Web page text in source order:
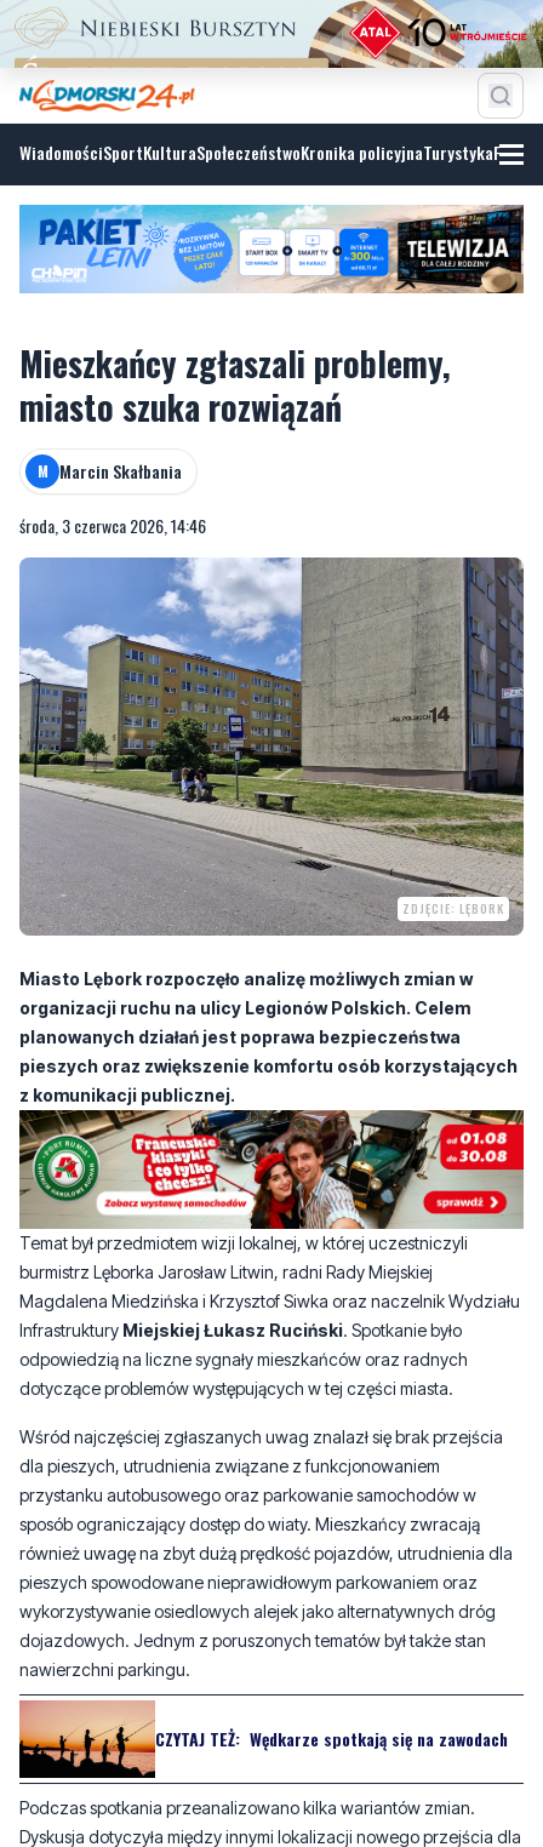
WiadomościSportKulturaSpołeczeństwoKronika policyjnaTurystyka
Mieszkańcy zgłaszali problemy,
M Marcin Skałbania
ZDJĘCIE: LĘBORK
Miasto Lębork rozpoczęło analizę możliwych zmian w
organizacji ruchu na ulicy Legionów Polskich. Celem
pieszych oraz zwiększenie komfortu osób korzystających
z komunikacji publicznej.
Temat był przedmiotem wizji lokalnej, w której uczestniczyli
burmistrz Lęborka Jarosław Litwin, radni Rady Miejskiej
Magdalena Miedzińska i Krzysztof Siwka oraz naczelnik Wydziału
InfrastrukturyMiejskiej Łukasz Ruciński. Spotkanie było
odpowiedzią na liczne sygnały mieszkańców oraz radnych
dotyczące problemów występujących w tej części miasta.
Wśród najczęściej zgłaszanych uwag znalazł się brak przejścia
dla pieszych, utrudnienia związane z funkcjonowaniem
sposób ograniczający dostęp do wiaty. Mieszkańcy zwracają
również uwagę na zbyt dużą prędkość pojazdów, utrudnienia dla
pieszych spowodowane nieprawidłowym parkowaniem oraz
wykorzystywanie osiedlowych alejek jako alternatywnych dróg
dojazdowych. Jednym z poruszonych tematów był także stan
nawierzchni parkingu.
CZYTAJ TEŻ:Wędkarze spotkają się na zawodach
Podczas spotkania przeanalizowano kilka wariantów zmian.
Dyskusja dotyczyła między innymi lokalizacji nowego przejścia dla
pieszych, przebudowy przystanku autobusowego oraz sposobów
uporządkowania ruchu i parkowania. Samorządowcy podkreślali,
że ewentualne rozwiązania powinny poprawić bezpieczeństwo i